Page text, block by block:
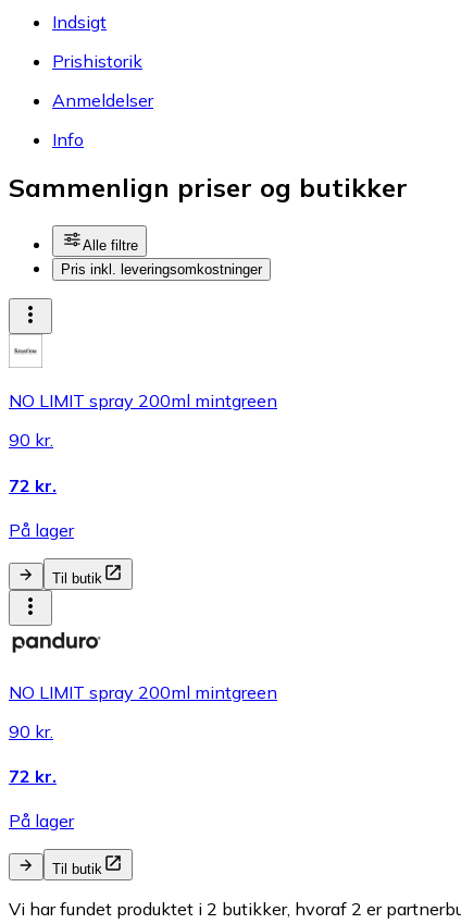
Indsigt
Prishistorik
Anmeldelser
Info
Sammenlign priser og butikker
Alle filtre
Pris inkl. leveringsomkostninger
NO LIMIT spray 200ml mintgreen
90 kr.
72 kr.
På lager
Til butik
NO LIMIT spray 200ml mintgreen
90 kr.
72 kr.
På lager
Til butik
Vi har fundet produktet i 2 butikker, hvoraf 2 er